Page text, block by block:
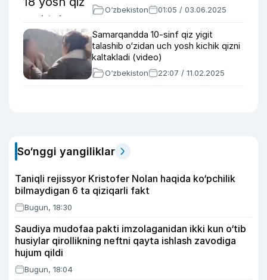
O‘zbekiston 01:05 / 03.06.2025
Samarqandda 10-sinf qiz yigit
talashib o‘zidan uch yosh kichik qizni
kaltakladi (video)
O‘zbekiston 22:07 / 11.02.2025
So‘nggi yangiliklar
Taniqli rejissyor Kristofer Nolan haqida ko‘pchilik
bilmaydigan 6 ta qiziqarli fakt
Bugun, 18:30
Saudiya mudofaa pakti imzolaganidan ikki kun o‘tib
husiylar qirollikning neftni qayta ishlash zavodiga
hujum qildi
Bugun, 18:04